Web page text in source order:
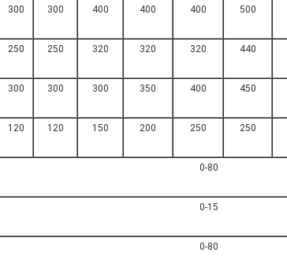
300 300 400 400 400 500
250 250 320 320 320 440
300 300 300 350 400 450
120 120 150 200 250 250
0-80
0-15
0-80